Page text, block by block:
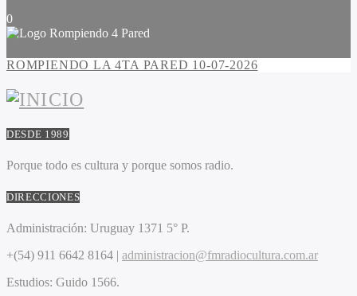
0
ROMPIENDO LA 4TA PARED 10-07-2026
DESDE 1989
Porque todo es cultura y porque somos radio.
DIRECCIONES
Administración: Uruguay 1371 5° P.
+(54) 911 6642 8164 | administracion@fmradiocultura.com.ar
Estudios: Guido 1566.